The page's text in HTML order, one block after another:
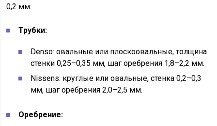
0,2 мм.
Трубки:
Denso: овальные или плоскоовальные, толщина
стенки 0,25–0,35 мм, шаг оребрения 1,8–2,2 мм.
Nissens: круглые или овальные, стенка 0,2–0,3
мм, шаг оребрения 2,0–2,5 мм.
Оребрение: